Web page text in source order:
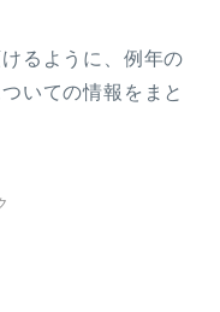
るように、例年の
いての情報をまと